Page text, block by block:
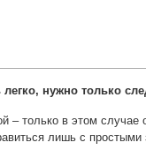
нужно только
– только в этом
лишь с